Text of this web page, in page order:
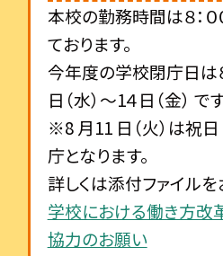
本校の勤務時間は８：０
ております。
今年度の学校閉庁日は８
日（水）～1４日（金） です
※8 月11 日（火）は祝日
庁となります。
詳しくは添付ファイルを
学校における働き方改
協力のお願い